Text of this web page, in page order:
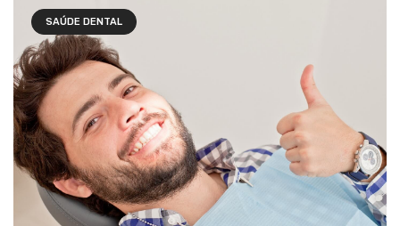
SAÚDE DENTAL